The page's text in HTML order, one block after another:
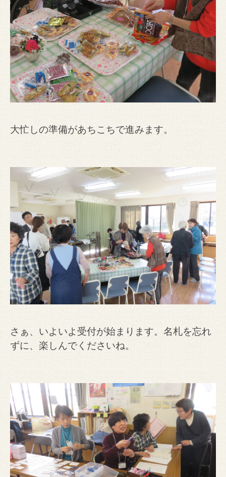
大忙しの準備があちこちで進みます。
さぁ、いよいよ受付が始まります。名札を忘れ
ずに、楽しんでくださいね。